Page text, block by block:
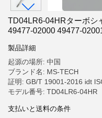
TD04LR6-04HRターボシ
49477-02000 49477-
製品詳細
起源の場所: 中国
ブランド名: MS-TECH
証明: GB/T 19001-2016 idt
モデル番号: TD04LR6-04HR
支払いと送料の条件